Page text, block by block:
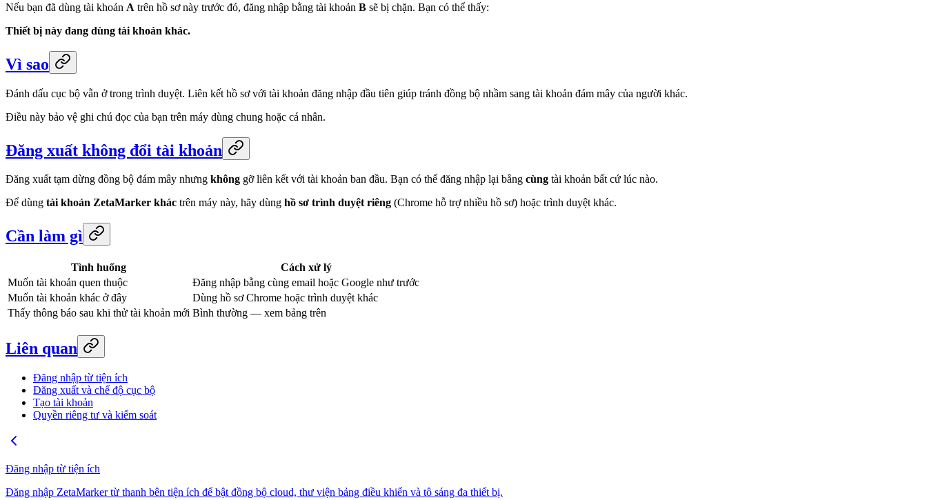
Nếu bạn đã dùng tài khoản A trên hồ sơ này trước đó, đăng nhập bằng tài khoản B sẽ bị chặn. Bạn có thể thấy:
Thiết bị này đang dùng tài khoản khác.
Vì sao
Đánh dấu cục bộ vẫn ở trong trình duyệt. Liên kết hồ sơ với tài khoản đăng nhập đầu tiên giúp tránh đồng bộ nhầm sang tài khoản đám mây của người khác.
Điều này bảo vệ ghi chú đọc của bạn trên máy dùng chung hoặc cá nhân.
Đăng xuất không đổi tài khoản
Đăng xuất tạm dừng đồng bộ đám mây nhưng không gỡ liên kết với tài khoản ban đầu. Bạn có thể đăng nhập lại bằng cùng tài khoản bất cứ lúc nào.
Để dùng tài khoản ZetaMarker khác trên máy này, hãy dùng hồ sơ trình duyệt riêng (Chrome hỗ trợ nhiều hồ sơ) hoặc trình duyệt khác.
Cần làm gì
Tình huống
Cách xử lý
Muốn tài khoản quen thuộc
Đăng nhập bằng cùng email hoặc Google như trước
Muốn tài khoản khác ở đây
Dùng hồ sơ Chrome hoặc trình duyệt khác
Thấy thông báo sau khi thử tài khoản mới Bình thường — xem bảng trên
Liên quan
Đăng nhập từ tiện ích
Đăng xuất và chế độ cục bộ
Tạo tài khoản
Quyền riêng tư và kiểm soát
Đăng nhập từ tiện ích
Đăng nhập ZetaMarker từ thanh bên tiện ích để bật đồng bộ cloud, thư viện bảng điều khiển và tô sáng đa thiết bị.